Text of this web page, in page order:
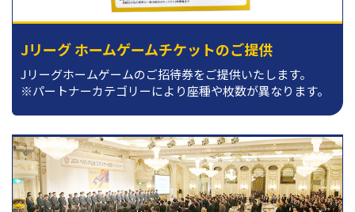
Jリーグ ホームゲームチケットのご提供
Jリーグホームゲームのご招待券をご提供いたします。
※パートナーカテゴリーにより座種や枚数が異なります。